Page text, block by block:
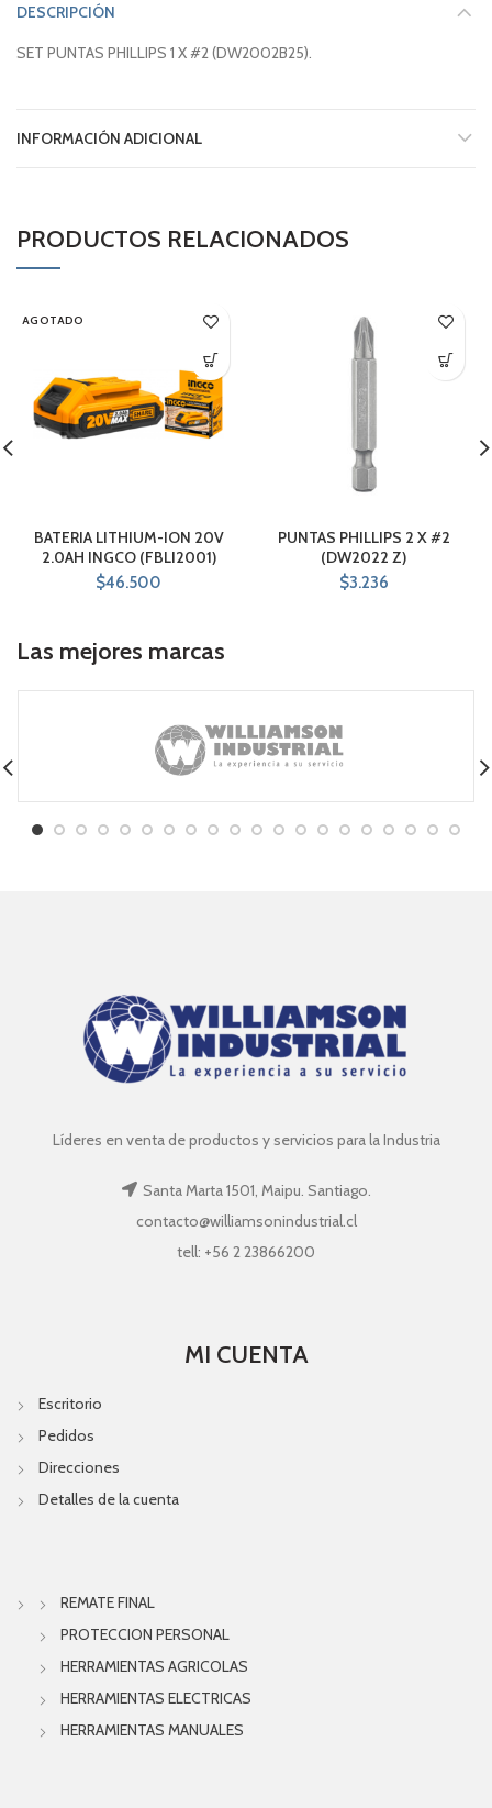
DESCRIPCIÓN
SET PUNTAS PHILLIPS 1 X #2 (DW2002B25).
INFORMACIÓN ADICIONAL
PRODUCTOS RELACIONADOS
AGOTADO
BATERIA LITHIUM-ION 20V
2.0AH INGCO (FBLI2001)
$46.500
PUNTAS PHILLIPS 2 X #2
(DW2022 Z)
$3.236
Las mejores marcas
Líderes en venta de productos y servicios para la Industria
Santa Marta 1501, Maipu. Santiago.
contacto@williamsonindustrial.cl
tell: +56 2 23866200
MI CUENTA
Escritorio
Pedidos
Direcciones
Detalles de la cuenta
REMATE FINAL
PROTECCION PERSONAL
HERRAMIENTAS AGRICOLAS
HERRAMIENTAS ELECTRICAS
HERRAMIENTAS MANUALES